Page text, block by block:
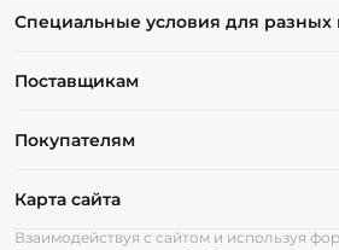
Специальные условия для разных
Поставщикам
Покупателям
Карта сайта
Взаимодействуя с сайтом и используя